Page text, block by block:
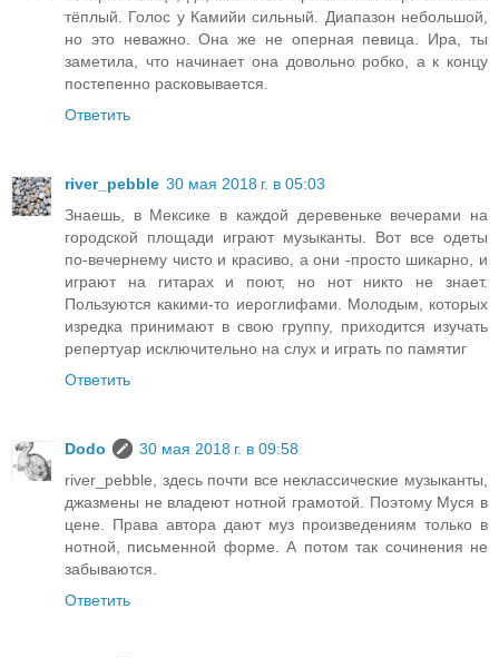
тёплый. Голос у Камийи сильный. Диапазон небольшой,
но это неважно. Она же не оперная певица. Ира, ты
заметила, что начинает она довольно робко, а к концу
постепенно расковывается.
Ответить
river_pebble 30 мая 2018 г. в 05:03
Знаешь, в Мексике в каждой деревеньке вечерами на
городской площади играют музыканты. Вот все одеты
по-вечернему чисто и красиво, а они -просто шикарно, и
играют на гитарах и поют, но нот никто не знает.
Пользуются какими-то иероглифами. Молодым, которых
изредка принимают в свою группу, приходится изучать
репертуар исключительно на слух и играть по памятиг
Ответить
Dodo
30 мая 2018 г. в 09:58
river_pebble, здесь почти все неклассические музыканты,
джазмены не владеют нотной грамотой. Поэтому Муся в
цене. Права автора дают муз произведениям только в
нотной, письменной форме. А потом так сочинения не
забываются.
Ответить